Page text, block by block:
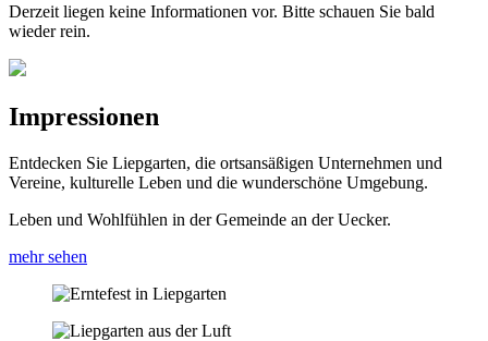
Derzeit liegen keine Informationen vor. Bitte schauen Sie bald
wieder rein.
Impressionen
Entdecken Sie Liepgarten, die ortsansäßigen Unternehmen und
Vereine, kulturelle Leben und die wunderschöne Umgebung.
Leben und Wohlfühlen in der Gemeinde an der Uecker.
mehr sehen